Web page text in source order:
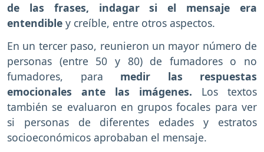
de las frases, indagar si el mensaje era
entendible y creíble, entre otros aspectos.
En un tercer paso, reunieron un mayor número de
personas (entre 50 y 80) de fumadores o no
fumadores, para medir las respuestas
emocionales ante las imágenes. Los textos
también se evaluaron en grupos focales para ver
si personas de diferentes edades y estratos
socioeconómicos aprobaban el mensaje.